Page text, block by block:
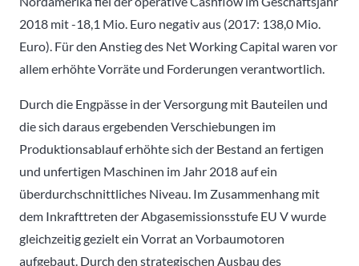
2018 mit -18,1 Mio. Euro negativ aus (2017: 138,0 Mio.
Euro). Für den Anstieg des Net Working Capital waren vor
allem erhöhte Vorräte und Forderungen verantwortlich.
Durch die Engpässe in der Versorgung mit Bauteilen und
die sich daraus ergebenden Verschiebungen im
Produktionsablauf erhöhte sich der Bestand an fertigen
und unfertigen Maschinen im Jahr 2018 auf ein
überdurchschnittliches Niveau. Im Zusammenhang mit
dem Inkrafttreten der Abgasemissionsstufe EU V wurde
gleichzeitig gezielt ein Vorrat an Vorbaumotoren
aufgebaut. Durch den strategischen Ausbau des